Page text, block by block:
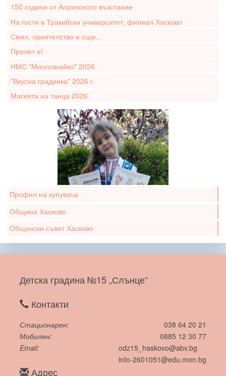
150 години от Априлското възстание
На гости в Тракийски университет, филиал Хасково
Смях, приятелство и още...
Пролет е!
НМС "Многознайко" 2026
"Вкусна градинка" 2026 г.
Магията на танца 2026
Профил на купувача
Община Хасково
Общински съвет Хасково
Детска градина №15 „Слънце“
Контакти
Стационарен
038 64 20 21
Мобилен
0885 12 30 77
Email
odz15_haskovo@abv.bg
info-2601051@edu.mon.bg
Адрес